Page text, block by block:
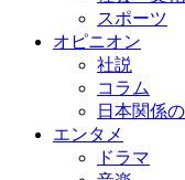
スポーツ
オピニオン
社説
コラム
日本関係
エンタメ
ドラマ